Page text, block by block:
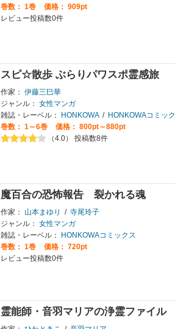
巻数： 1巻
価格： 909pt
レビュー投稿数0件
スピ☆散歩 ぶらりパワスポ霊感旅
作家： 伊藤三巳華
ジャンル： 女性マンガ
雑誌・レーベル：
HONKOWA /
HONKOWAコミッ
巻数： 1～6巻
価格： 800pt～880pt
（4.0） 投稿数8件
魔百合の恐怖報告 裂かれる魂
作家： 山本まゆり / 寺尾玲子
ジャンル： 女性マンガ
雑誌・レーベル：
HONKOWAコミックス
巻数： 1巻
価格： 720pt
レビュー投稿数0件
霊能師・音羽マリアの浄霊ファイル